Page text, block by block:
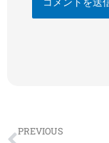
Prev
PREVIOUS